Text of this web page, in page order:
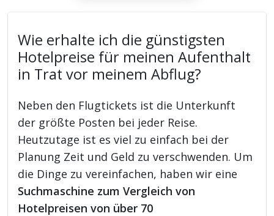
Wie erhalte ich die günstigsten
Hotelpreise für meinen Aufenthalt
in Trat vor meinem Abflug?
Neben den Flugtickets ist die Unterkunft
der größte Posten bei jeder Reise.
Heutzutage ist es viel zu einfach bei der
Planung Zeit und Geld zu verschwenden. Um
die Dinge zu vereinfachen, haben wir eine
Suchmaschine zum Vergleich von
Hotelpreisen von über 70